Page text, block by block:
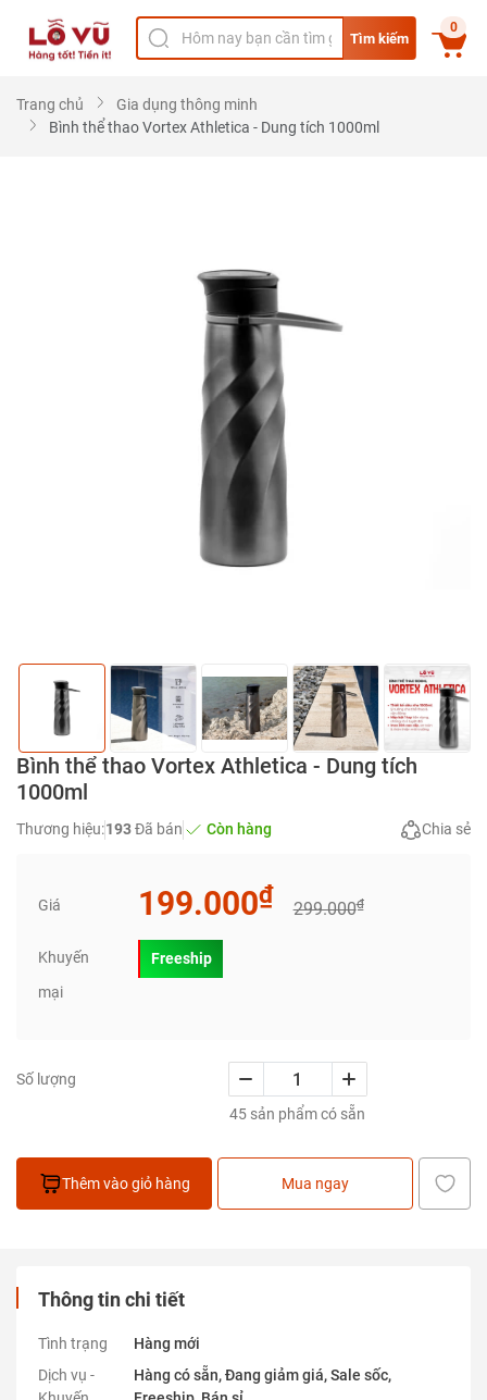
Tìm kiếm
0
Trang chủ
Gia dụng thông minh
Bình thể thao Vortex Athletica - Dung tích 1000ml
Bình thể thao Vortex Athletica - Dung tích
1000ml
Thương hiệu:193Đã bán Còn hàng Chia sẻ
Giá 199.000₫
299.000₫
Khuyến
mại
Freeship
Số lượng
45 sản phẩm có sẵn
Thêm vào giỏ hàng Mua ngay
Thông tin chi tiết
Tình trạng
Hàng mới
Dịch vụ -
Hàng có sẵn, Đang giảm giá, Sale sốc,